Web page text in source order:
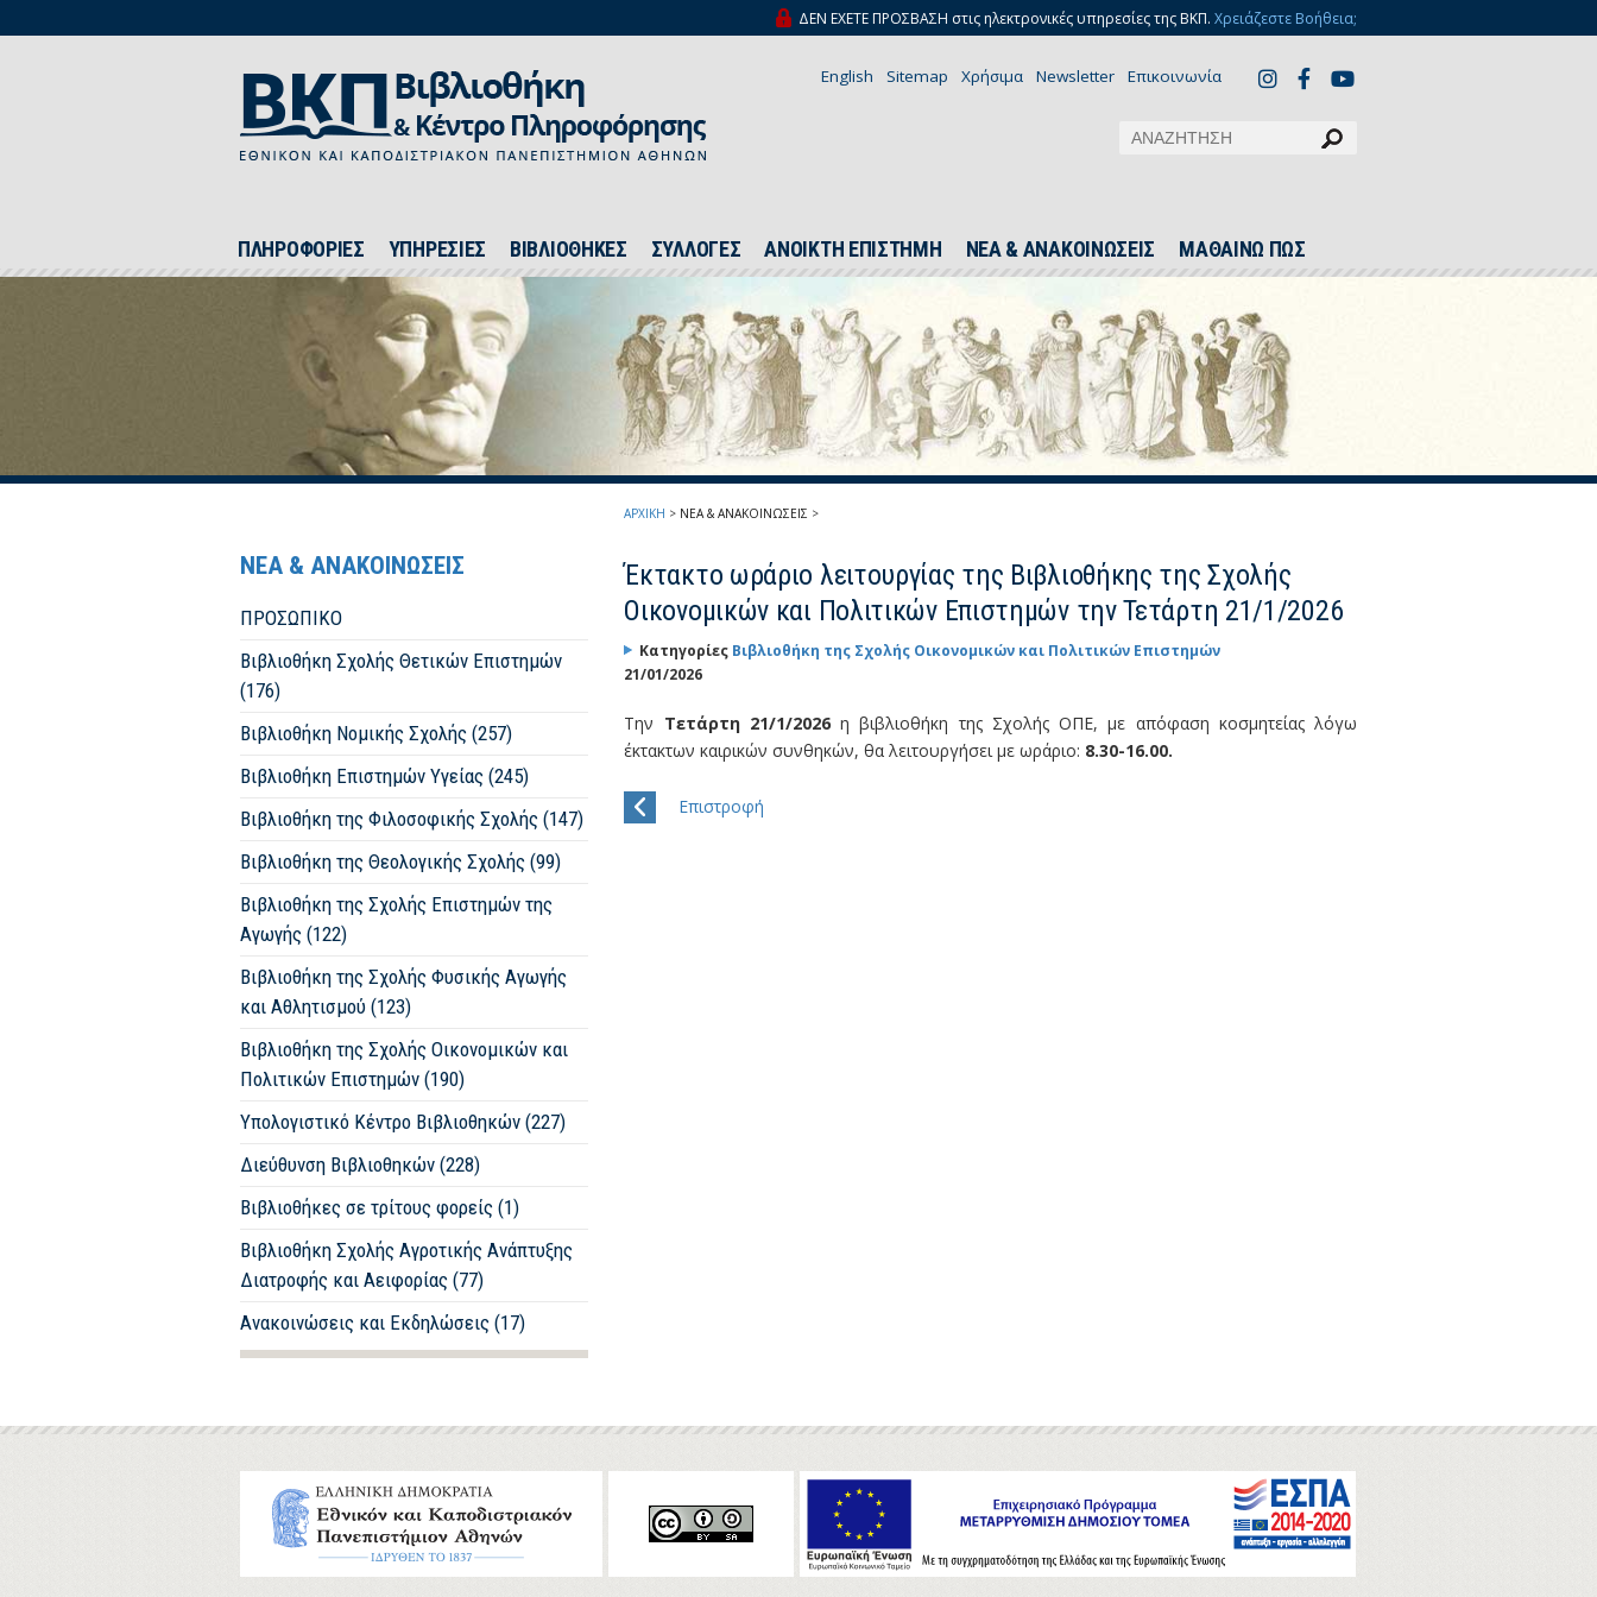
ΔΕΝ ΕΧΕΤΕ ΠΡΟΣΒΑΣΗ στις ηλεκτρονικές υπηρεσίες της ΒΚΠ. Χρειάζεστε Βοήθεια;
English Sitemap Χρήσιμα Newsletter Επικοινωνία
ΠΛΗΡΟΦΟΡΙΕΣ ΥΠΗΡΕΣΙΕΣ ΒΙΒΛΙΟΘΗΚΕΣ ΣΥΛΛΟΓΕΣ ΑΝΟΙΚΤΗ ΕΠΙΣΤΗΜΗ ΝΕΑ & ΑΝΑΚΟΙΝΩΣΕΙΣ ΜΑΘΑΙΝΩ ΠΩΣ
ΝΕΑ & ΑΝΑΚΟΙΝΩΣΕΙΣ
ΠΡΟΣΩΠΙΚΟ
Βιβλιοθήκη Σχολής Θετικών Επιστημών
(176)
Βιβλιοθήκη Νομικής Σχολής (257)
Βιβλιοθήκη Επιστημών Υγείας (245)
Βιβλιοθήκη της Φιλοσοφικής Σχολής (147)
Βιβλιοθήκη της Θεολογικής Σχολής (99)
Βιβλιοθήκη της Σχολής Επιστημών της
Αγωγής (122)
Βιβλιοθήκη της Σχολής Φυσικής Αγωγής
και Αθλητισμού (123)
Βιβλιοθήκη της Σχολής Οικονομικών και
Πολιτικών Επιστημών (190)
Υπολογιστικό Κέντρο Βιβλιοθηκών (227)
Διεύθυνση Βιβλιοθηκών (228)
Βιβλιοθήκες σε τρίτους φορείς (1)
Βιβλιοθήκη Σχολής Αγροτικής Ανάπτυξης
Διατροφής και Αειφορίας (77)
Ανακοινώσεις και Εκδηλώσεις (17)
ΑΡΧΙΚΗ > ΝΕΑ & ΑΝΑΚΟΙΝΩΣΕΙΣ >
Έκτακτο ωράριο λειτουργίας της Βιβλιοθήκης της Σχολής
Οικονομικών και Πολιτικών Επιστημών την Τετάρτη 21/1/2026
Κατηγορίες Βιβλιοθήκη της Σχολής Οικονομικών και Πολιτικών Επιστημών
21/01/2026
Την Τετάρτη 21/1/2026η βιβλιοθήκη της Σχολής ΟΠΕ, με απόφαση κοσμητείας λόγω
έκτακτων καιρικών συνθηκών, θα λειτουργήσει με ωράριο: 8.30-16.00.
Επιστροφή